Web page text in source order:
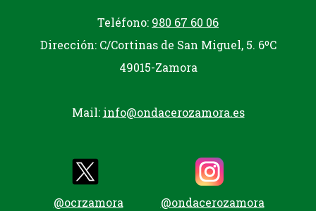
Teléfono: 980 67 60 06
Dirección: C/Cortinas de San Miguel, 5. 6ºC
49015-Zamora
Mail: info@ondacerozamora.es
@ocrzamora @ondacerozamora